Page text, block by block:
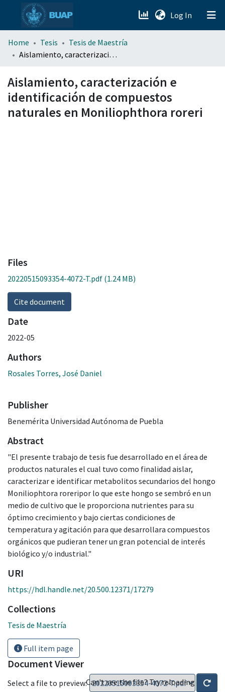
Log In (current)
menu.section.about_menu
Home Tesis
Tesis de Maestría
Aislamiento, caracterización e identificación de compuestos naturales en Moniliophthora roreri
Aislamiento, caracterización e
identificación de compuestos
naturales en Moniliophthora roreri
Files
20220515093354-4072-T.pdf (1.24 MB)
Cite document
Date
2022-05
Authors
Rosales Torres, José Daniel
Publisher
Benemérita Universidad Autónoma de Puebla
Abstract
"El presente trabajo de tesis fue desarrollado en el área de
productos naturales el cual tuvo como finalidad aislar,
caracterizar e identificar metabolitos secundarios del hongo
Moniliophtora roreripor lo que este hongo se sembró en un
medio de cultivo que le proporciona nutrientes para su
óptimo crecimiento y bajo ciertas condiciones de
temperatura y agitación para que desarrollara compuestos
orgánicos que pudieran tener un gran potencial de interés
biológico y/o industrial."
URI
https://hdl.handle.net/20.500.12371/17279
Collections
Tesis de Maestría
Full item page
Document Viewer
Select a file to preview:Can't see the file? Try reloading